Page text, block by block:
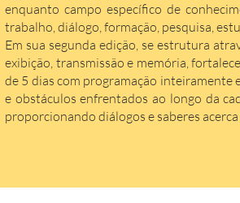
enquanto campo específico de
trabalho, diálogo, formação, pesquisa,
Em sua segunda edição, se estrutura
exibição, transmissão e memória,
de 5 dias com programação inteiramente
e obstáculos enfrentados ao longo da
proporcionando diálogos e saberes